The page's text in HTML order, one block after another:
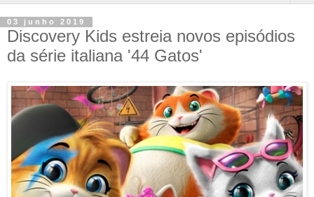
03 junho 2019
Discovery Kids estreia novos episódios
da série italiana '44 Gatos'